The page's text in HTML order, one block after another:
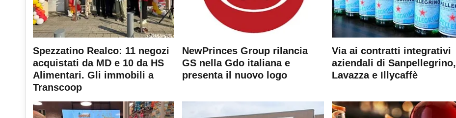
Spezzatino Realco: 11 negozi
acquistati da MD e 10 da HS
Alimentari. Gli immobili a
Transcoop
NewPrinces Group rilancia
GS nella Gdo italiana e
presenta il nuovo logo
Via ai contratti integrativi
aziendali di Sanpellegrino,
Lavazza e Illycaffè